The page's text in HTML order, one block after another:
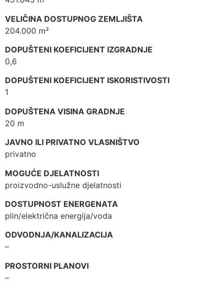
VELIČINA DOSTUPNOG ZEMLJIŠTA
204.000 m²
DOPUŠTENI KOEFICIJENT IZGRADNJE
0,6
DOPUŠTENI KOEFICIJENT ISKORISTIVOSTI
1
DOPUŠTENA VISINA GRADNJE
20 m
JAVNO ILI PRIVATNO VLASNIŠTVO
privatno
MOGUĆE DJELATNOSTI
proizvodno-uslužne djelatnosti
DOSTUPNOST ENERGENATA
plin/električna energija/voda
ODVODNJA/KANALIZACIJA
–
PROSTORNI PLANOVI
–